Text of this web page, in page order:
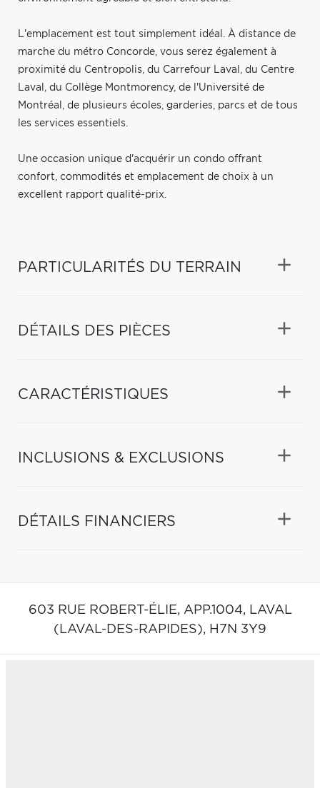
L'emplacement est tout simplement idéal. À distance de
marche du métro Concorde, vous serez également à
proximité du Centropolis, du Carrefour Laval, du Centre
Laval, du Collège Montmorency, de l'Université de
Montréal, de plusieurs écoles, garderies, parcs et de tous
les services essentiels.
Une occasion unique d'acquérir un condo offrant
confort, commodités et emplacement de choix à un
excellent rapport qualité-prix.
PARTICULARITÉS DU TERRAIN
DÉTAILS DES PIÈCES
CARACTÉRISTIQUES
INCLUSIONS & EXCLUSIONS
DÉTAILS FINANCIERS
603 RUE ROBERT-ÉLIE, APP.1004, LAVAL
(LAVAL-DES-RAPIDES), H7N 3Y9